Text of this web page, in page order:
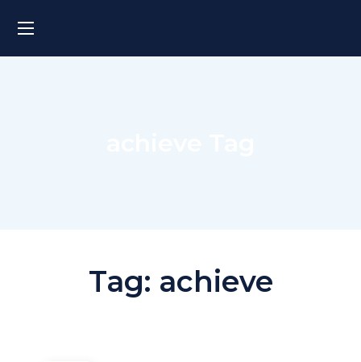
Tag: achieve